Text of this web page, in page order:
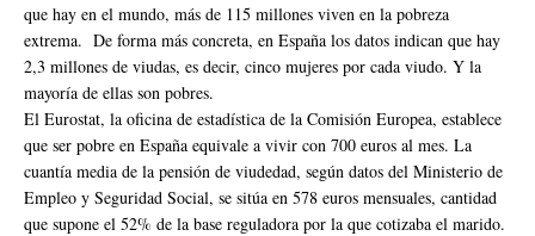
que hay en el mundo, más de 115 millones viven en la pobreza
extrema. De forma más concreta, en España los datos indican que hay
2,3 millones de viudas, es decir, cinco mujeres por cada viudo. Y la
mayoría de ellas son pobres.
El Eurostat, la oficina de estadística de la Comisión Europea, establece
que ser pobre en España equivale a vivir con 700 euros al mes. La
cuantía media de la pensión de viudedad, según datos del Ministerio de
Empleo y Seguridad Social, se sitúa en 578 euros mensuales, cantidad
que supone el 52% de la base reguladora por la que cotizaba el marido.